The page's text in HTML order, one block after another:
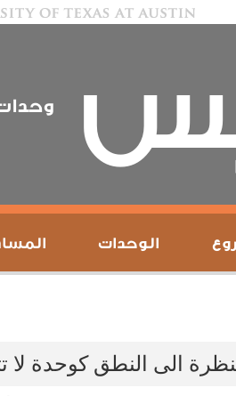
الوحدات
الى النطق كوحدة لا